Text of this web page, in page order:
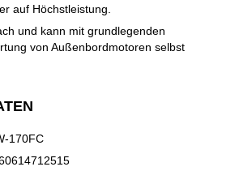
auf Höchstleistung.
und kann mit grundlegenden
von Außenbordmotoren selbst
170FC